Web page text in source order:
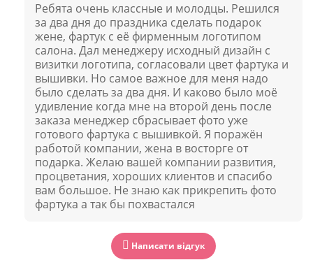
Ребята очень классные и молодцы. Решился
за два дня до праздника сделать подарок
жене, фартук с её фирменным логотипом
салона. Дал менеджеру исходный дизайн с
визитки логотипа, согласовали цвет фартука и
вышивки. Но самое важное для меня надо
было сделать за два дня. И каково было моё
удивление когда мне на второй день после
заказа менеджер сбрасывает фото уже
готового фартука с вышивкой. Я поражён
работой компании, жена в восторге от
подарка. Желаю вашей компании развития,
процветания, хороших клиентов и спасибо
вам большое. Не знаю как прикрепить фото
фартука а так бы похвастался
Написати відгук